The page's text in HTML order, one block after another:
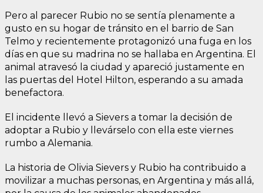
Pero al parecer Rubio no se sentía plenamente a
gusto en su hogar de tránsito en el barrio de San
Telmo y recientemente protagonizó una fuga en los
días en que su madrina no se hallaba en Argentina. El
animal atravesó la ciudad y apareció justamente en
las puertas del Hotel Hilton, esperando a su amada
benefactora.
El incidente llevó a Sievers a tomar la decisión de
adoptar a Rubio y llevárselo con ella este viernes
rumbo a Alemania.
La historia de Olivia Sievers y Rubio ha contribuido a
movilizar a muchas personas, en Argentina y más allá,